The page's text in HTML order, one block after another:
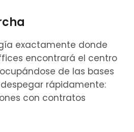
exactamente donde
encontrará el centro
de las bases
rápidamente:
con contratos